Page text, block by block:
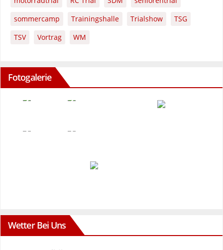
sommercamp
Trainingshalle Trialshow
TSG
TSV
Vortrag WM
Fotogalerie
Wetter Bei Uns